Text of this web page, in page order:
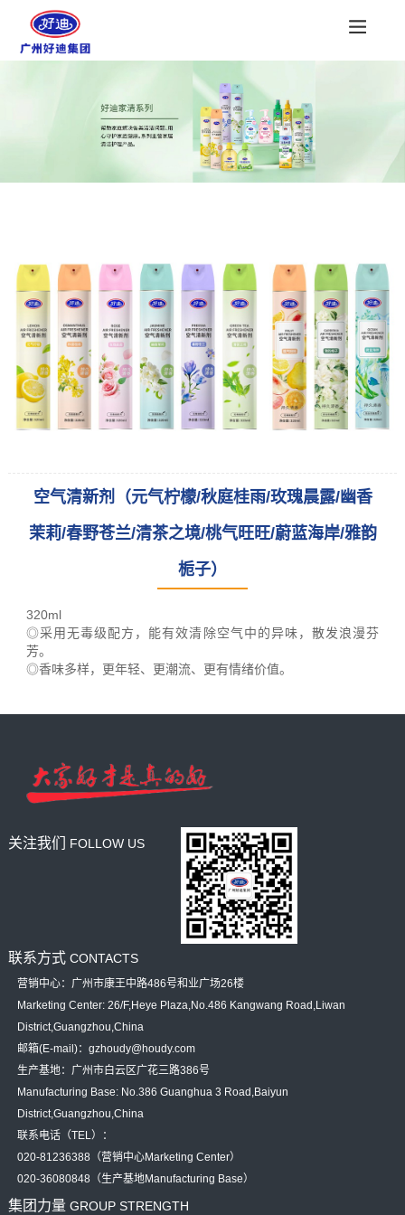
空气清新剂（元气柠檬/秋庭桂雨/玫瑰晨露/幽香
茉莉/春野苍兰/清茶之境/桃气旺旺/蔚蓝海岸/雅韵
栀子）
and provider
320ml
◎采用无毒级配方，能有效清除空气中的异味，散发浪漫芬
芳。
◎香味多样，更年轻、更潮流、更有情绪价值。
关注我们 FOLLOW US
联系方式 CONTACTS
营销中心：广州市康王中路486号和业广场26楼
Marketing Center: 26/F,Heye Plaza,No.486 Kangwang Road,Liwan
District,Guangzhou,China
邮箱(E-mail)：gzhoudy@houdy.com
生产基地：广州市白云区广花三路386号
Manufacturing Base: No.386 Guanghua 3 Road,Baiyun
District,Guangzhou,China
联系电话（TEL）：
020-81236388（营销中心Marketing Center）
020-36080848（生产基地Manufacturing Base）
集团力量 GROUP STRENGTH